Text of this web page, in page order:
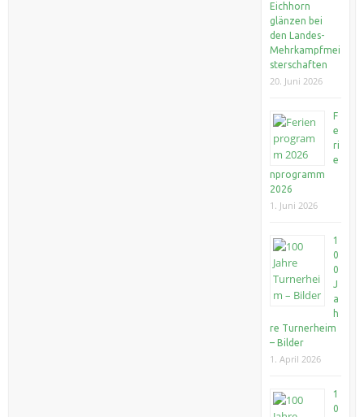
Eichhorn
glänzen bei
den Landes-
Mehrkampfmei
sterschaften
20. Juni 2026
F
e
ri
e
nprogramm
2026
1. Juni 2026
1
0
0
J
a
h
re Turnerheim
– Bilder
1. April 2026
1
0